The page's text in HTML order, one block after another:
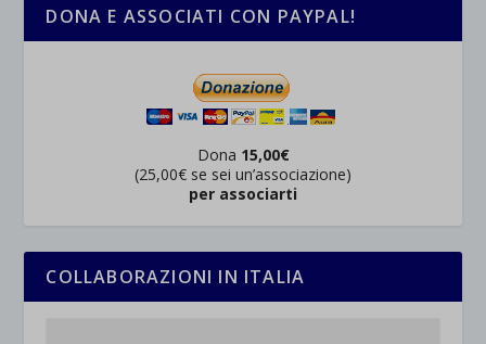
DONA E ASSOCIATI CON PAYPAL!
Dona 15,00€
(25,00€ se sei un’associazione)
per associarti
COLLABORAZIONI IN ITALIA